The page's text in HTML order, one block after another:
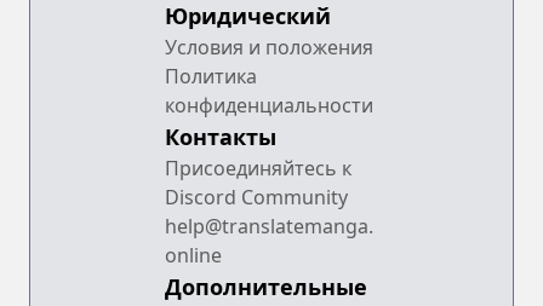
Юридический
Условия и положения
Политика
конфиденциальности
Контакты
Присоединяйтесь к
Discord Community
help@translatemanga.
online
Дополнительные